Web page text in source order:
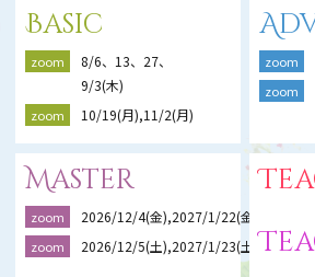
Basic
zoom
8/6、13、27、
9/3(木)
zoom 10/19(月),11/2(月)
zoom
zoom
Master
zoom 2026/12/4(金),2027/1/22(金),2/19(金)
zoom 2026/12/5(土),2027/1/23(土),2/20(